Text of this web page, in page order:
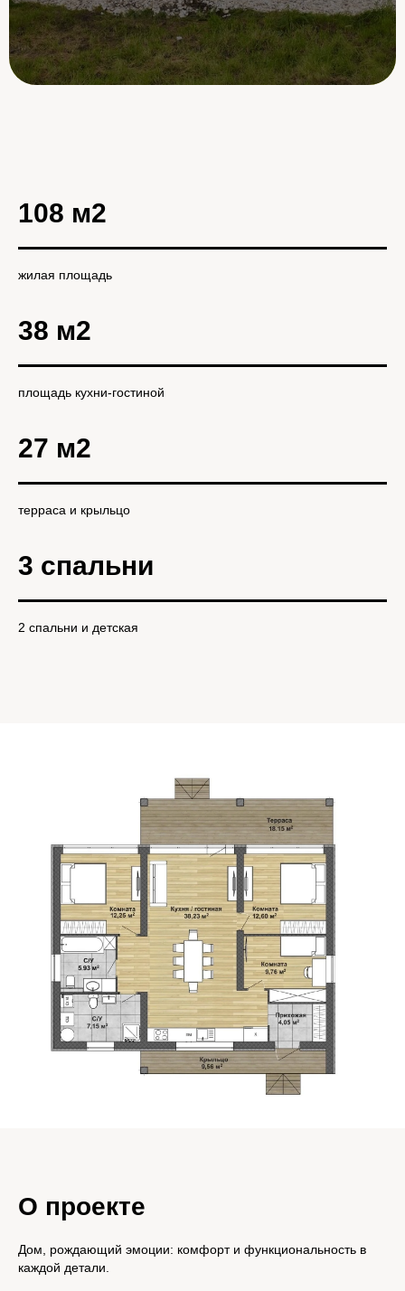
108 м2
жилая площадь
38 м2
площадь кухни-гостиной
27 м2
терраса и крыльцо
3 спальни
2 спальни и детская
О проекте
Дом, рождающий эмоции: комфорт и функциональность в
каждой детали.